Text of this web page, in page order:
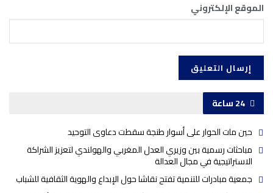
الموقع الإلكتروني
24 ساعة
حين مات الحوار على أسوار طنجة سقطت دعاوى التوحيد
مباحثات رسمية بين وزيري العدل المغربي والهولندي لتعزيز الشراكة
الاستراتيجية في مجال العدالة
جمعية مبادرات للتنمية تفتح نقاشا حول الإبداع والهوية الثقافية للشباب